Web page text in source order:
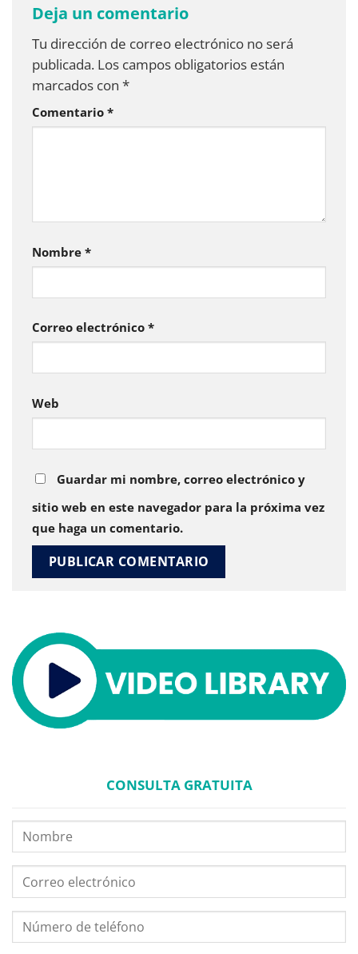
Deja un comentario
Tu dirección de correo electrónico no será
publicada. Los campos obligatorios están
marcados con *
Comentario *
Nombre *
Correo electrónico *
Web
Guardar mi nombre, correo electrónico y
sitio web en este navegador para la próxima vez
que haga un comentario.
CONSULTA GRATUITA